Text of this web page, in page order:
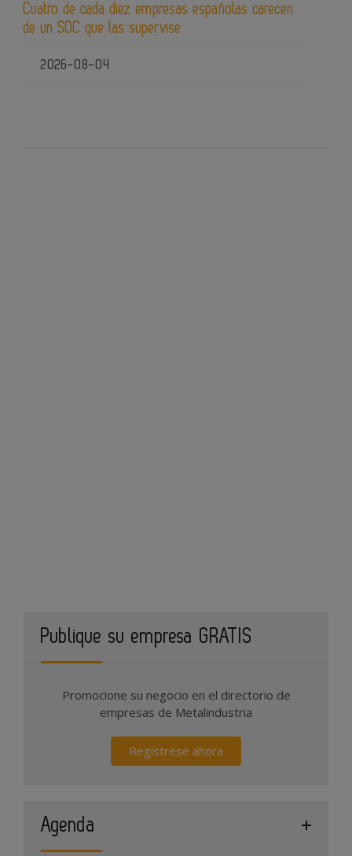
Cuatro de cada diez empresas españolas carecen
de un SOC que las supervise
2026-08-04
Publique su empresa GRATIS
Promocione su negocio en el directorio de
empresas de Metalindustria
Regístrese ahora
Agenda